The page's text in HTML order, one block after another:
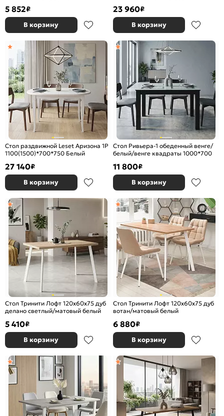
5 852₽
В корзину
23 960₽
В корзину
Стол раздвижной Leset Аризона 1Р
1100(1500)*700*750 Белый
27 140₽
В корзину
Стол Ривьера-1 обеденный венге/
белый/венге квадраты 1000*700
11 800₽
В корзину
Стол Тринити Лофт 120х60х75 дуб
делано светлый/матовый белый
5 410₽
В корзину
Стол Тринити Лофт 120х60х75 дуб
вотан/матовый белый
6 880₽
В корзину